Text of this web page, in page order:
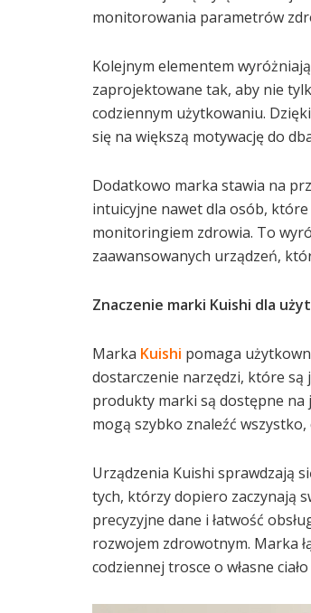
monitorowania parametrów
Kolejnym elementem
zaprojektowane tak, aby nie
codziennym użytkowaniu.
się na większą motywację do
Dodatkowo marka stawia na
intuicyjne nawet dla osób,
monitoringiem zdrowia. To
zaawansowanych urządzeń,
Znaczenie marki Kuishi dla
Marka Kuishi pomaga
dostarczenie narzędzi, które są
produkty marki są dostępne
mogą szybko znaleźć
Urządzenia Kuishi sprawdzają
tych, którzy dopiero zaczynają
precyzyjne dane i łatwość
rozwojem zdrowotnym. Marka
codziennej trosce o własne